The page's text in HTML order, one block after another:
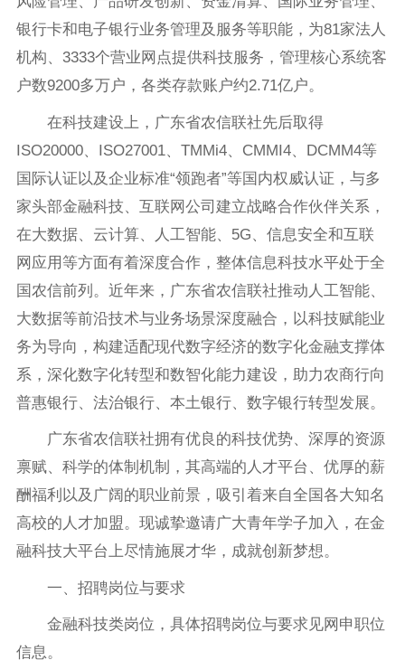
银行卡和电子银行业务管理及服务等职能，为81家法人
机构、3333个营业网点提供科技服务，管理核心系统客
户数9200多万户，各类存款账户约2.71亿户。
在科技建设上，广东省农信联社先后取得
ISO20000、ISO27001、TMMi4、CMMI4、DCMM4等
国际认证以及企业标准“领跑者”等国内权威认证，与多
家头部金融科技、互联网公司建立战略合作伙伴关系，
在大数据、云计算、人工智能、5G、信息安全和互联
网应用等方面有着深度合作，整体信息科技水平处于全
国农信前列。近年来，广东省农信联社推动人工智能、
大数据等前沿技术与业务场景深度融合，以科技赋能业
务为导向，构建适配现代数字经济的数字化金融支撑体
系，深化数字化转型和数智化能力建设，助力农商行向
普惠银行、法治银行、本土银行、数字银行转型发展。
广东省农信联社拥有优良的科技优势、深厚的资源
禀赋、科学的体制机制，其高端的人才平台、优厚的薪
酬福利以及广阔的职业前景，吸引着来自全国各大知名
高校的人才加盟。现诚挚邀请广大青年学子加入，在金
融科技大平台上尽情施展才华，成就创新梦想。
一、招聘岗位与要求
金融科技类岗位，具体招聘岗位与要求见网申职位
信息。